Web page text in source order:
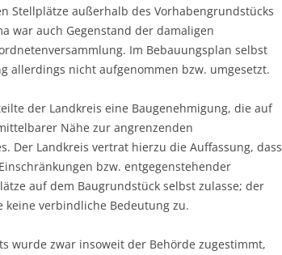
Stellplätze außerhalb des Vorhabengrundstücks
war auch Gegenstand der damaligen
Im Bebauungsplan selbst
allerdings nicht aufgenommen bzw. umgesetzt.
der Landkreis eine Baugenehmigung, die auf
Nähe zur angrenzenden
Der Landkreis vertrat hierzu die Auffassung, dass
bzw. entgegenstehender
auf dem Baugrundstück selbst zulasse; der
keine verbindliche Bedeutung zu.
wurde zwar insoweit der Behörde zugestimmt,